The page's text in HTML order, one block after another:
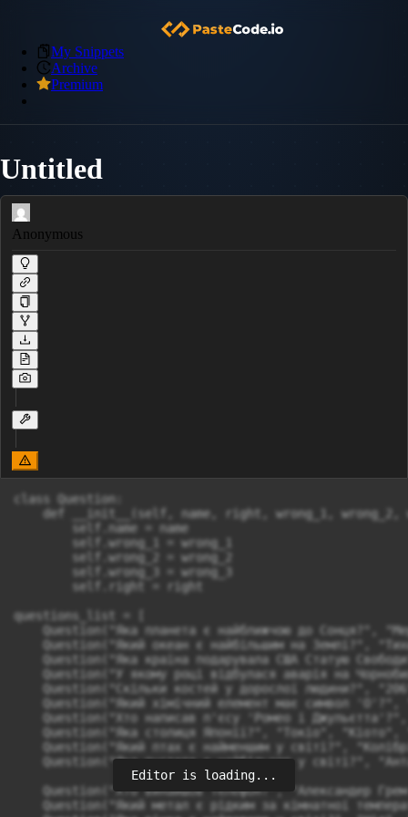
My Snippets
Archive
Premium
Untitled
Anonymous
class Question:
def __init__(self, name, right, wrong_1, wrong_2,
        self.name = name
        self.wrong_1 = wrong_1
        self.wrong_2 = wrong_2
        self.wrong_3 = wrong_3
        self.right = right
questions_list = [
Question("Яка планета є найближчою до Сонця?",
Question("Який океан є найбільшим на Землі?",
Question("Яка країна подарувала США Статую
Question("У якому році відбулася аварія на
Question("Скільки костей у дорослої людини?",
Question("Який хімічний елемент має символ
Question("Хто написав п'єсу 'Ромео і
Question("Яка столиця Японії?", "Токіо", "Кіото",
Question("Який птах є найменшим у світі?",
Question("Яка пустеля є найбільшою у світі?",
Question("Хто винайшов телефон?", "Александер
Question("Який метал є рідким за кімнатної
Editor is loading...